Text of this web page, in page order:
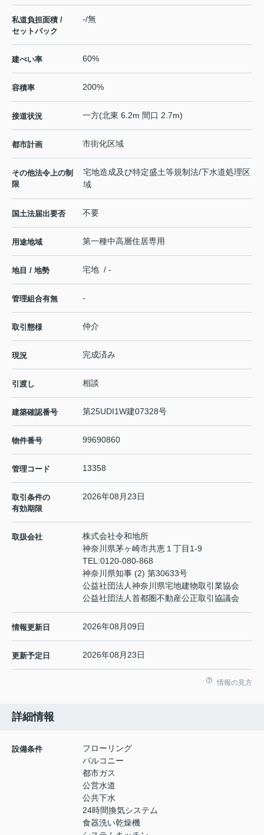
私道負担面積 /
セットバック
-/無
建ぺい率 60%
容積率 200%
接道状況 一方(北東 6.2m 間口 2.7m)
都市計画 市街化区域
その他法令上の制
限
宅地造成及び特定盛土等規制法/下水道処理区
域
国土法届出要否 不要
用途地域 第一種中高層住居専用
地目 / 地勢 宅地 / -
管理組合有無 -
取引態様 仲介
現況 完成済み
引渡し 相談
建築確認番号 第25UDI1W建07328号
物件番号 99690860
管理コード 13358
取引条件の
有効期限
2026年08月23日
取扱会社
株式会社令和地所
神奈川県茅ヶ崎市共恵１丁目1-9
TEL:0120-080-868
神奈川県知事 (2) 第30633号
公益社団法人神奈川県宅地建物取引業協会
公益社団法人首都圏不動産公正取引協議会
情報更新日 2026年08月09日
更新予定日 2026年08月23日
情報の見方
詳細情報
設備条件
フローリング
バルコニー
都市ガス
公営水道
公共下水
24時間換気システム
食器洗い乾燥機